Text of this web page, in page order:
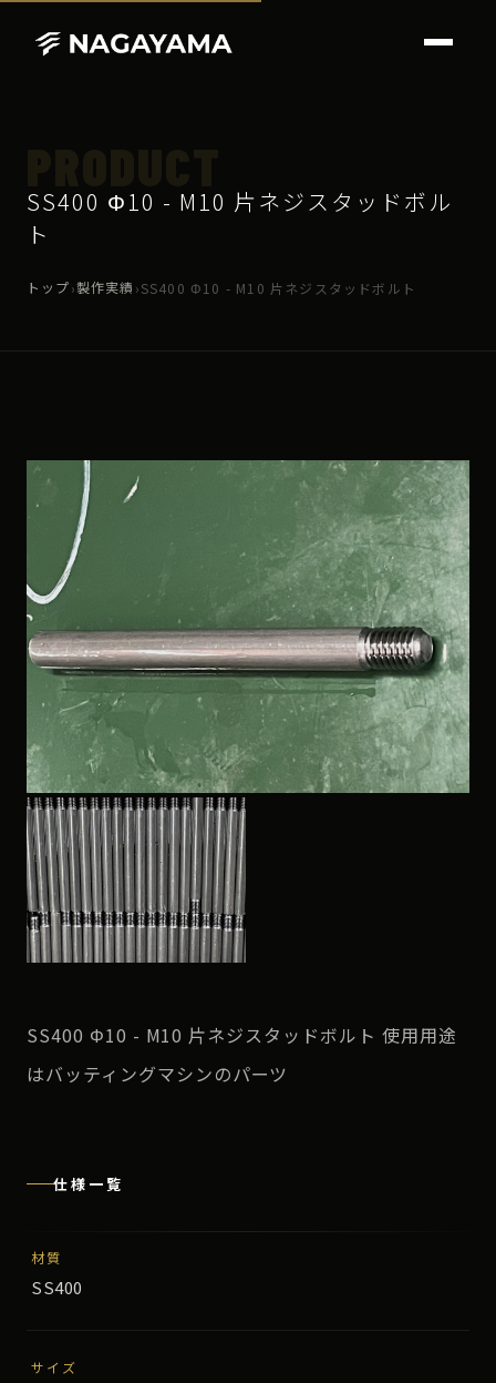
SS400 Φ10 - M10 片ネジスタッドボル
ト
トップ›製作実績 ›SS400 Φ10 - M10 片ネジスタッドボルト
SS400 Φ10 - M10 片ネジスタッドボルト 使用用途
はバッティングマシンのパーツ
仕様一覧
材質
SS400
サイズ